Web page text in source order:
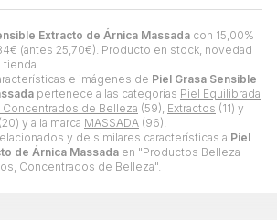
Extracto de Árnica Massada con 15,00%
€ (antes 25,70€). Producto en stock, novedad
tienda.
e imágenes de Piel Grasa Sensible
pertenece a las categorías Piel Equilibrada
Concentrados de Belleza (59), Extractos (11) y
(20) y a la marca MASSADA (96).
y de similares características a Piel
de Árnica Massada en "Productos Belleza
Concentrados de Belleza".